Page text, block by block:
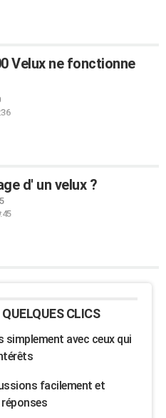
Velux ne fonctionne
d' un velux ?
CLICS
simplement avec ceux qui
facilement et